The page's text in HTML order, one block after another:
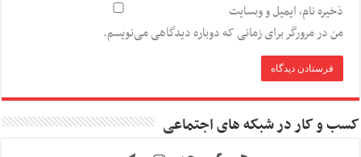
ذخیره نام، ایمیل و وبسایت
من در مرورگر برای زمانی که دوباره دیدگاهی می‌نویسم.
کسب و کار در شبکه های اجتماعی